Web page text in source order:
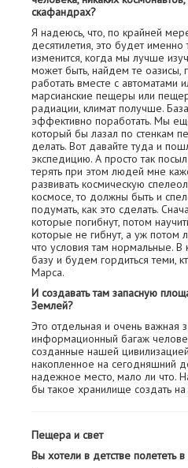
скафандрах?
Я надеюсь, что, по крайней
десятилетия, это будет именно
изменится, когда мы лучше
может быть, найдем те оазисы,
работать вместе с автоматами
марсианские пещеры или
радиации, климат получше.
эффективно поработать. Мы
который бы лазал по стенкам
делать. Вот давайте туда и
экспедицию. А просто так
терять при этом людей мне
развивать космическую
космосе, то должны быть и
подумать, как это сделать.
которые погибнут, потом
которые не гибнут, а уж потом
что условия там нормальные.
базу и будем гордиться теми,
Марса.
И создавать там запасную
Землей?
Это отдельная и очень важная
информационный багаж
созданные нашей
накопленное на сегодняшний
надежное место, мало ли что.
бы такое хранилище создать
Пещера и свет
Вы хотели в детстве полететь